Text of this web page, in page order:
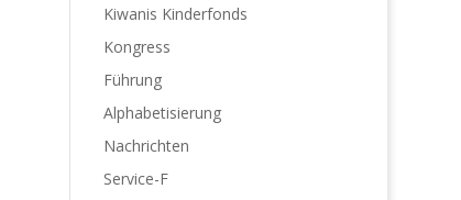
Kiwanis Kinderfonds
Kongress
Führung
Alphabetisierung
Nachrichten
Service-F